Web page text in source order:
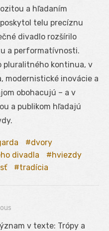
a hľadaním
telu precíznu
divadlo rozšírilo
a performatívnosti.
pluralitného kontinua, v
modernistické inovácie a
obohacujú – a v
a publikom hľadajú
dvory
divadla
hviezdy
tradícia
v texte: Trópy a